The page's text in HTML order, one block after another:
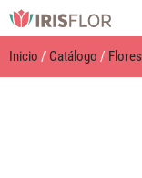
Inicio / Catálogo / Flores